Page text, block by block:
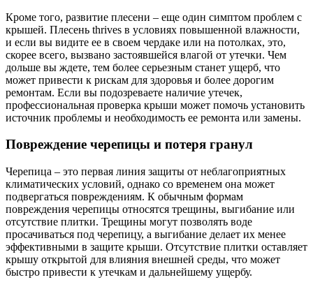
Кроме того, развитие плесени – еще один симптом проблем с
крышей. Плесень thrives в условиях повышенной влажности,
и если вы видите ее в своем чердаке или на потолках, это,
скорее всего, вызвано застоявшейся влагой от утечки. Чем
дольше вы ждете, тем более серьезным станет ущерб, что
может привести к рискам для здоровья и более дорогим
ремонтам. Если вы подозреваете наличие утечек,
профессиональная проверка крыши может помочь установить
источник проблемы и необходимость ее ремонта или замены.
Повреждение черепицы и потеря гранул
Черепица – это первая линия защиты от неблагоприятных
климатических условий, однако со временем она может
подвергаться повреждениям. К обычным формам
повреждения черепицы относятся трещины, выгибание или
отсутствие плитки. Трещины могут позволять воде
просачиваться под черепицу, а выгибание делает их менее
эффективными в защите крыши. Отсутствие плитки оставляет
крышу открытой для влияния внешней среды, что может
быстро привести к утечкам и дальнейшему ущербу.